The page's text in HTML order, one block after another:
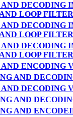
DECODING
LOOP
DECODING
LOOP
DECODING
LOOP
ENCODING
AND
DECODING
AND
AND